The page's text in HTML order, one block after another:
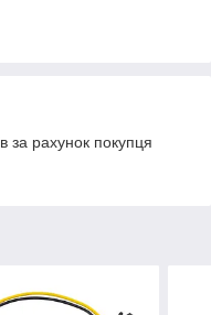
за рахунок покупця